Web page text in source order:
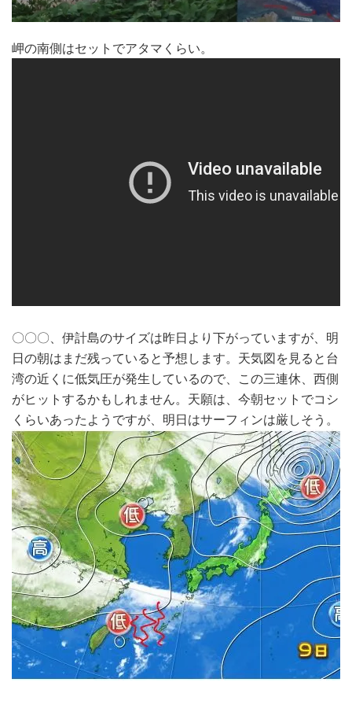
岬の南側はセットでアタマくらい。
〇〇〇、伊計島のサイズは昨日より下がっていますが、明
日の朝はまだ残っていると予想します。天気図を見ると台
湾の近くに低気圧が発生しているので、この三連休、西側
がヒットするかもしれません。天願は、今朝セットでコシ
くらいあったようですが、明日はサーフィンは厳しそう。